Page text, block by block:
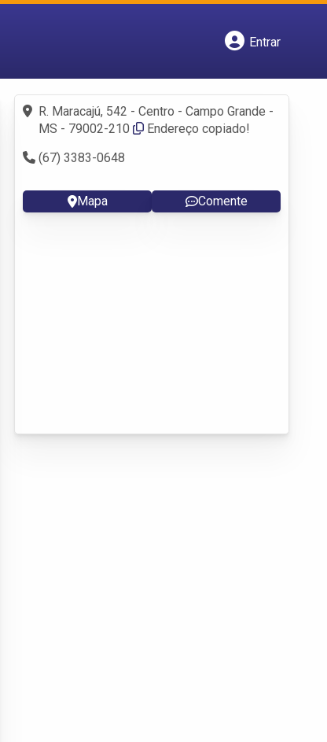
Entrar
R. Maracajú, 542 - Centro - Campo Grande -
MS - 79002-210
Endereço copiado!
(67) 3383-0648
Mapa Comente